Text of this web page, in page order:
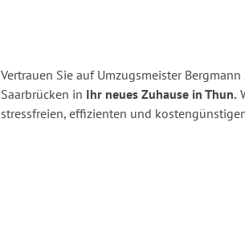
Vertrauen Sie auf Umzugsmeister
Saarbrücken in Ihr neues Zuhause in Thun.
stressfreien, effizienten und